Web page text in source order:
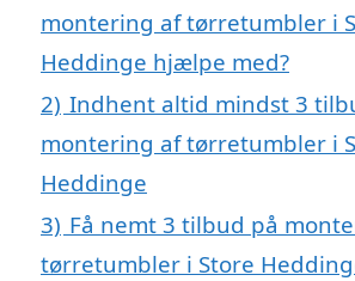
montering af tørretumbler i
Heddinge hjælpe med?
2) Indhent altid mindst 3
montering af tørretumbler i
Heddinge
3) Få nemt 3 tilbud på
tørretumbler i Store